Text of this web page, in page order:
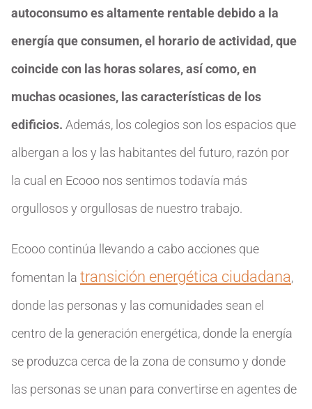
autoconsumo es altamente rentable debido a la
energía que consumen, el horario de actividad, que
coincide con las horas solares, así como, en
muchas ocasiones, las características de los
edificios. Además, los colegios son los espacios que
albergan a los y las habitantes del futuro, razón por
la cual en Ecooo nos sentimos todavía más
orgullosos y orgullosas de nuestro trabajo.
Ecooo continúa llevando a cabo acciones que
fomentan la transición energética ciudadana,
donde las personas y las comunidades sean el
centro de la generación energética, donde la energía
se produzca cerca de la zona de consumo y donde
las personas se unan para convertirse en agentes de